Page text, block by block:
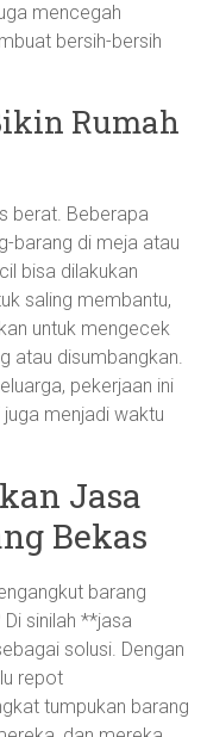
mencegah
bersih-bersih
Rumah
berat. Beberapa
barang di meja atau
bisa dilakukan
saling membantu,
untuk mengecek
atau disumbangkan.
pekerjaan ini
menjadi waktu
Jasa
Bekas
barang
sinilah **jasa
solusi. Dengan
repot
tumpukan barang